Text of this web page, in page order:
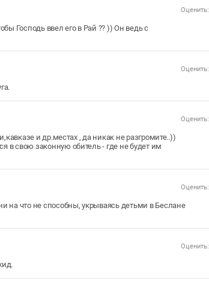
Оценить:
Господь ввел его в Рай ?? )) Он ведь с
Оценить:
Оценить:
и др.местах , да никак не разгромите..))
в свою законную обитель - где не будет им
Оценить:
на что не способны, укрываясь детьми в Беслане
Оценить: